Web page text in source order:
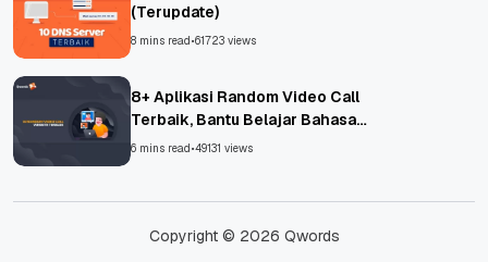
(Terupdate)
8 mins read•61723 views
8+ Aplikasi Random Video Call
Terbaik, Bantu Belajar Bahasa
Asing!
6 mins read•49131 views
Copyright © 2026 Qwords